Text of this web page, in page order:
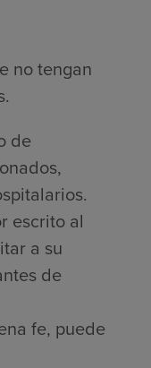
no tengan
de
escrito al
a su
de
fe, puede